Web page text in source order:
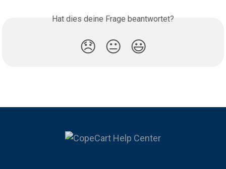
Hat dies deine Frage beantwortet?
😞 😐 😃